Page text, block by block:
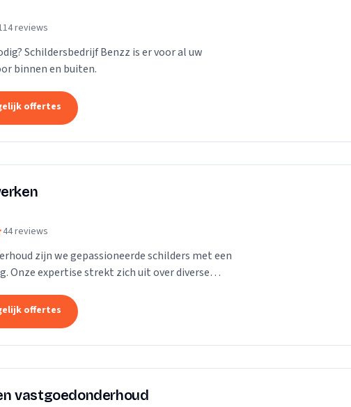
reviews
Schildersbedrijf Benzz is er voor al uw
binnen en buiten.
offertes
44 reviews
zijn we gepassioneerde schilders met een
Onze expertise strekt zich uit over diverse
offertes
vastgoedonderhoud